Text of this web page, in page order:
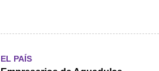
EL PAÍS